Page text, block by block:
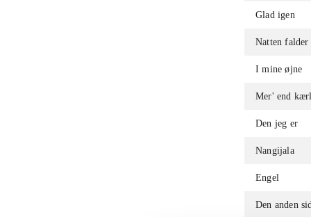
Glad igen
Natten falder
I mine øjne
Mer' end
Den jeg er
Nangijala
Engel
Den anden